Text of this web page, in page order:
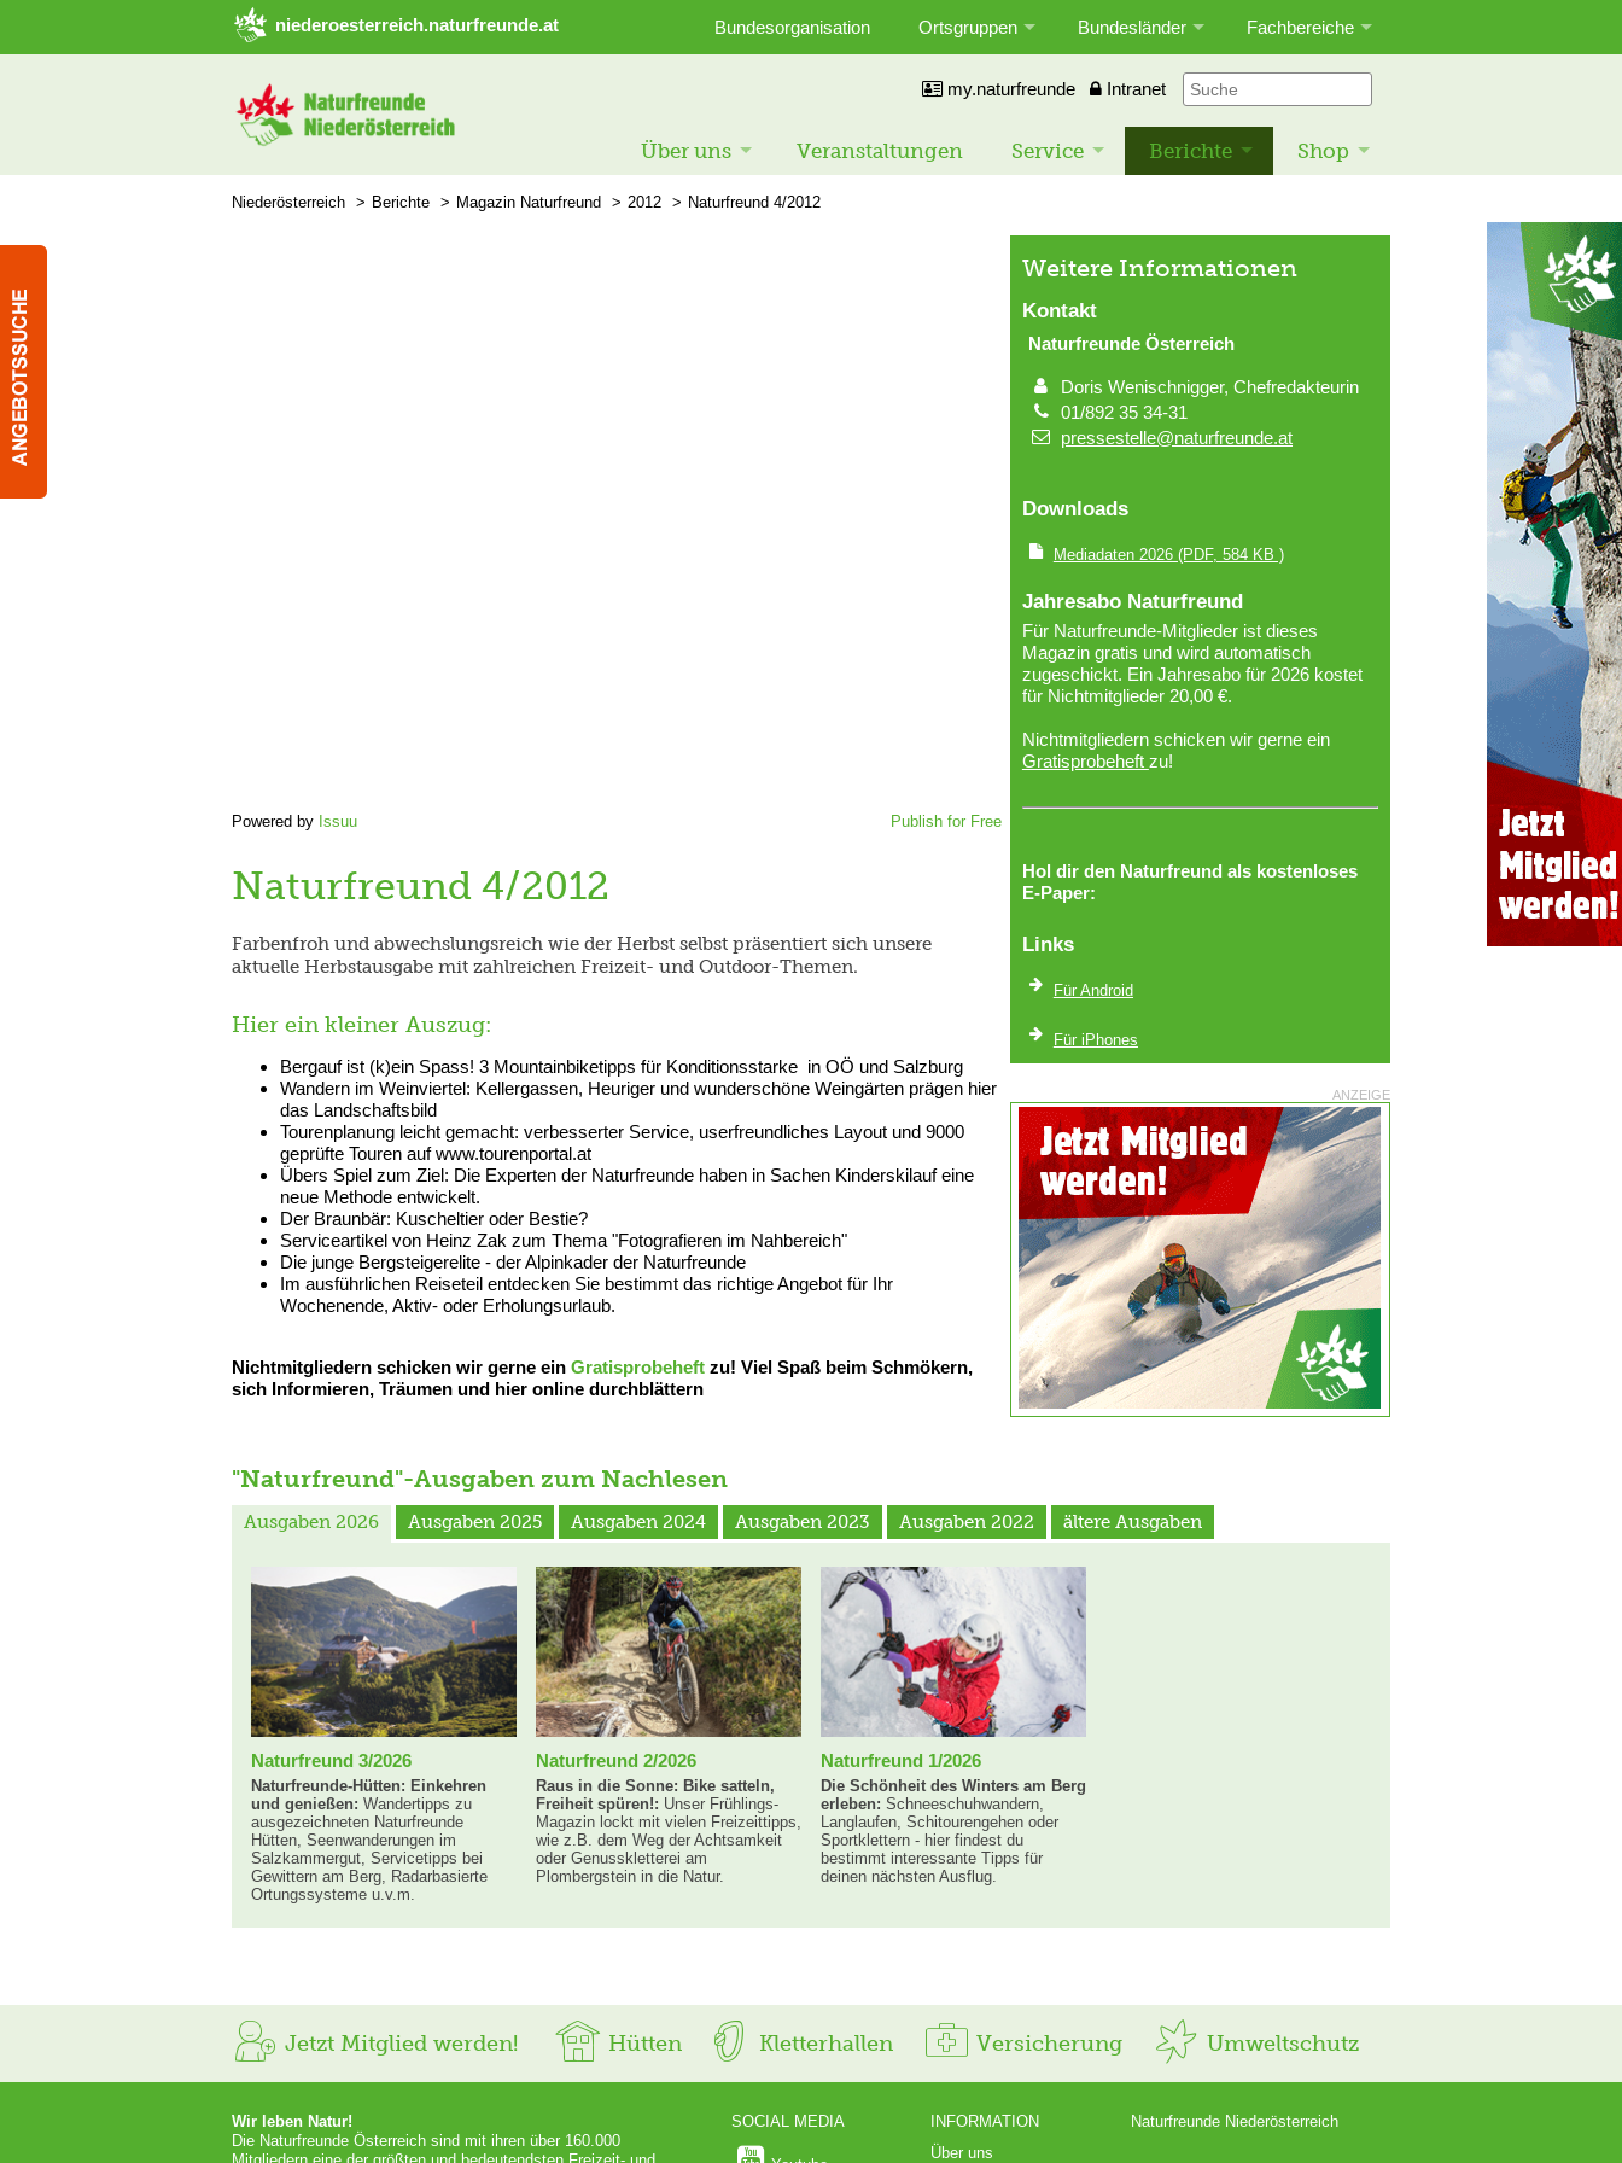
➜ Hauptregion der Seite anspringen
niederoesterreich.naturfreunde.at Bundesorganisation Ortsgruppen Bundesländer Fachbereiche
my.naturfreunde Intranet
Über uns Veranstaltungen Service Berichte Shop
Niederösterreich Berichte Magazin Naturfreund 2012 Naturfreund 4/2012
Powered by Issuu Publish for Free
Naturfreund 4/2012
Farbenfroh und abwechslungsreich wie der Herbst selbst präsentiert sich unsere
aktuelle Herbstausgabe mit zahlreichen Freizeit- und Outdoor-Themen.
Hier ein kleiner Auszug:
Bergauf ist (k)ein Spass! 3 Mountainbiketipps für Konditionsstarke in OÖ und Salzburg
Wandern im Weinviertel: Kellergassen, Heuriger und wunderschöne Weingärten prägen hier
das Landschaftsbild
Tourenplanung leicht gemacht: verbesserter Service, userfreundliches Layout und 9000
geprüfte Touren auf www.tourenportal.at
Übers Spiel zum Ziel: Die Experten der Naturfreunde haben in Sachen Kinderskilauf eine
neue Methode entwickelt.
Der Braunbär: Kuscheltier oder Bestie?
Serviceartikel von Heinz Zak zum Thema "Fotografieren im Nahbereich"
Die junge Bergsteigerelite - der Alpinkader der Naturfreunde
Im ausführlichen Reiseteil entdecken Sie bestimmt das richtige Angebot für Ihr
Wochenende, Aktiv- oder Erholungsurlaub.
Nichtmitgliedern schicken wir gerne ein Gratisprobeheft zu! Viel Spaß beim Schmökern,
sich Informieren, Träumen und hier online durchblättern
Weitere Informationen
Kontakt
Naturfreunde Österreich
Doris Wenischnigger, Chefredakteurin
01/892 35 34-31
pressestelle@naturfreunde.at
Downloads
Mediadaten 2026(PDF, 584 KB )
Jahresabo Naturfreund
Für Naturfreunde-Mitglieder ist dieses
Magazin gratis und wird automatisch
zugeschickt. Ein Jahresabo für 2026 kostet
für Nichtmitglieder 20,00 €.
Nichtmitgliedern schicken wir gerne ein
Gratisprobeheft zu!
Hol dir den Naturfreund als kostenloses
E-Paper:
Links
Für Android
Für iPhones
ANZEIGE
"Naturfreund"-Ausgaben zum Nachlesen
Ausgaben 2026 Ausgaben 2025 Ausgaben 2024 Ausgaben 2023 Ausgaben 2022 ältere Ausgaben
Naturfreund 3/2026
Naturfreunde-Hütten: Einkehren
und genießen: Wandertipps zu
ausgezeichneten Naturfreunde
Hütten, Seenwanderungen im
Salzkammergut, Servicetipps bei
Gewittern am Berg, Radarbasierte
Ortungssysteme u.v.m.
Naturfreund 2/2026
Raus in die Sonne: Bike satteln,
Freiheit spüren!: Unser Frühlings-
Magazin lockt mit vielen Freizeittipps,
wie z.B. dem Weg der Achtsamkeit
oder Genusskletterei am
Plombergstein in die Natur.
Naturfreund 1/2026
Die Schönheit des Winters am Berg
erleben: Schneeschuhwandern,
Langlaufen, Schitourengehen oder
Sportklettern - hier findest du
bestimmt interessante Tipps für
deinen nächsten Ausflug.
Jetzt Mitglied werden! Hütten Kletterhallen Versicherung Umweltschutz
Wir leben Natur!
Die Naturfreunde Österreich sind mit ihren über 160.000
SOCIAL MEDIA
INFORMATION
Über uns
Naturfreunde Niederösterreich